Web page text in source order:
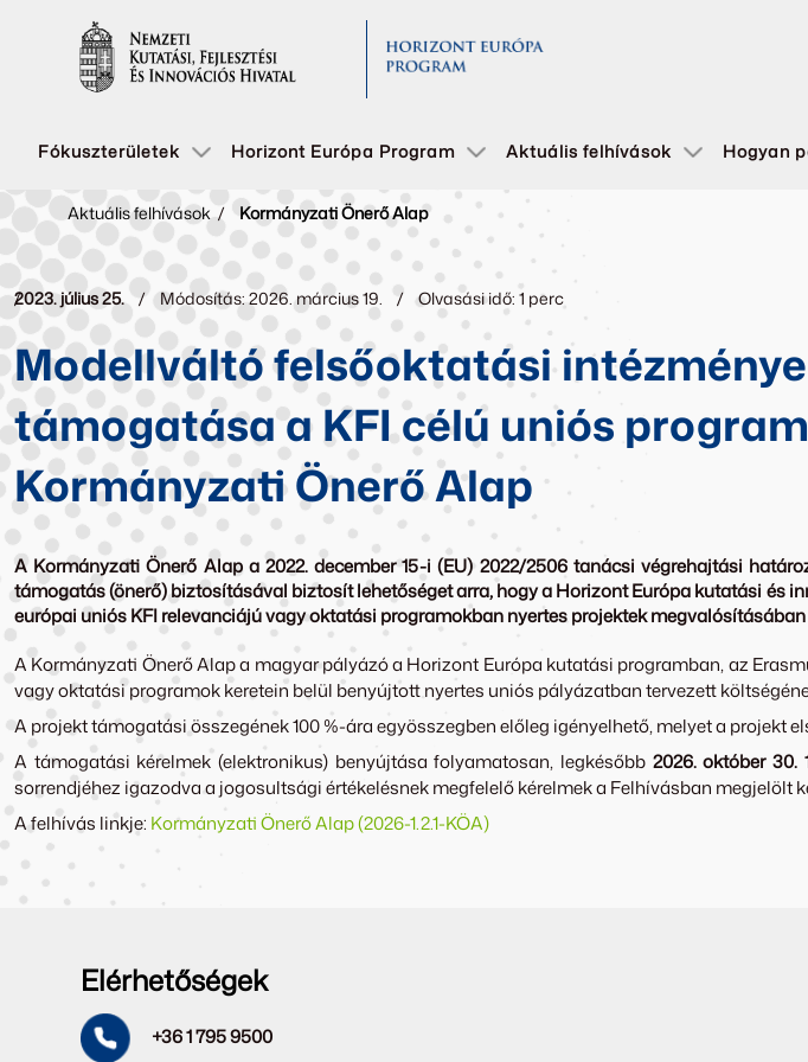
Fókuszterületek Horizont Európa Program Aktuális felhívások Hogyan
Aktuális felhívások / Kormányzati Önerő Alap
2023. július 25. Módosítás: 2026. március 19. Olvasási idő: 1 perc
Modellváltó felsőoktatási
támogatása a KFI célú uniós
Kormányzati Önerő Alap
A Kormányzati Önerő Alap a 2022. december 15-i (EU) 2022/2506 tanácsi végrehajtási
támogatás (önerő) biztosításával biztosít lehetőséget arra, hogy a Horizont Európa kutatási és
európai uniós KFI relevanciájú vagy oktatási programokban nyertes projektek megvalósításában
A Kormányzati Önerő Alap a magyar pályázó a Horizont Európa kutatási programban, az
vagy oktatási programok keretein belül benyújtott nyertes uniós pályázatban tervezett
A projekt támogatási összegének 100 %-ára egyösszegben előleg igényelhető, melyet a projekt
A támogatási kérelmek (elektronikus) benyújtása folyamatosan, legkésőbb 2026. október 30.
sorrendjéhez igazodva a jogosultsági értékelésnek megfelelő kérelmek a Felhívásban megjelölt
A felhívás linkje: Kormányzati Önerő Alap (2026-1.2.1-KÖA)
Elérhetőségek
+36 1 795 9500